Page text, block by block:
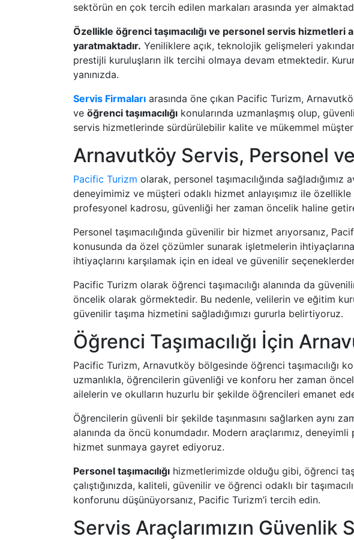
sektörün en çok tercih edilen markaları arasında yer
Özellikle öğrenci taşımacılığı ve personel servis hizmetleri
yaratmaktadır. Yeniliklere açık, teknolojik gelişmeleri
prestijli kuruluşların ilk tercihi olmaya devam etmektedir.
yanınızda.
Servis Firmaları arasında öne çıkan Pacific Turizm,
ve öğrenci taşımacılığı konularında uzmanlaşmış olup,
servis hizmetlerinde sürdürülebilir kalite ve mükemmel
Arnavutköy Servis, Personel ve
Pacific Turizm olarak, personel taşımacılığında
deneyimimiz ve müşteri odaklı hizmet anlayışımız ile
profesyonel kadrosu, güvenliği her zaman öncelik haline
Personel taşımacılığında güvenilir bir hizmet arıyorsanız,
konusunda da özel çözümler sunarak işletmelerin
ihtiyaçlarını karşılamak için en ideal ve güvenilir
Pacific Turizm olarak öğrenci taşımacılığı alanında da
öncelik olarak görmektedir. Bu nedenle, velilerin ve eğitim
güvenilir taşıma hizmetini sağladığımızı gururla belirtiyoruz.
Öğrenci Taşımacılığı İçin
Pacific Turizm, Arnavutköy bölgesinde öğrenci taşımacılığı
uzmanlıkla, öğrencilerin güvenliği ve konforu her zaman
ailelerin ve okulların huzurlu bir şekilde öğrencileri emanet
Öğrencilerin güvenli bir şekilde taşınmasını sağlarken aynı
alanında da öncü konumdadır. Modern araçlarımız,
hizmet sunmaya gayret ediyoruz.
Personel taşımacılığı hizmetlerimizde olduğu gibi, öğrenci
çalıştığınızda, kaliteli, güvenilir ve öğrenci odaklı bir
konforunu düşünüyorsanız, Pacific Turizm’i tercih edin.
Servis Araçlarımızın Güvenlik